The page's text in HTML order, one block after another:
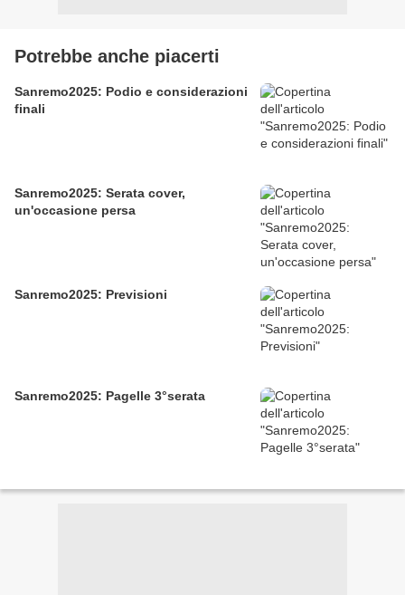
Potrebbe anche piacerti
Sanremo2025: Podio e considerazioni
finali
Sanremo2025: Serata cover,
un'occasione persa
Sanremo2025: Previsioni
Sanremo2025: Pagelle 3°serata